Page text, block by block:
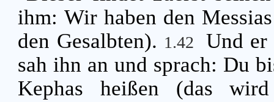
ihm: Wir haben den
den Gesalbten). 1.42
Und er
sah ihn an und sprach: Du
Kephas heißen (das